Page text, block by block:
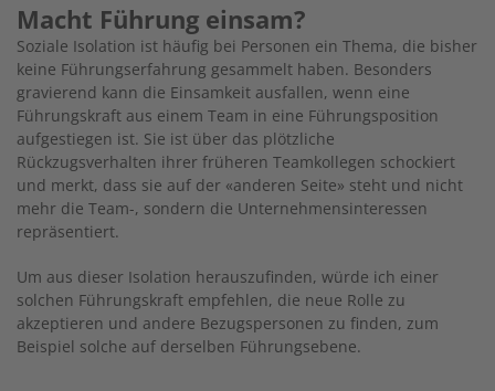
Macht Führung einsam?
Soziale Isolation ist häufig bei Personen ein Thema, die bisher
keine Führungserfahrung gesammelt haben. Besonders
gravierend kann die Einsamkeit ausfallen, wenn eine
Führungskraft aus einem Team in eine Führungsposition
aufgestiegen ist. Sie ist über das plötzliche
Rückzugsverhalten ihrer früheren Teamkollegen schockiert
und merkt, dass sie auf der «anderen Seite» steht und nicht
mehr die Team-, sondern die Unternehmensinteressen
repräsentiert.
Um aus dieser Isolation herauszufinden, würde ich einer
solchen Führungskraft empfehlen, die neue Rolle zu
akzeptieren und andere Bezugspersonen zu finden, zum
Beispiel solche auf derselben Führungsebene.